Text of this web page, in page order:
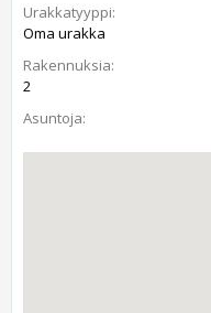
Urakkatyyppi:
Oma urakka
Rakennuksia:
2
Asuntoja: